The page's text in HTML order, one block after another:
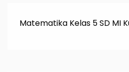
Matematika Kelas 5 SD MI